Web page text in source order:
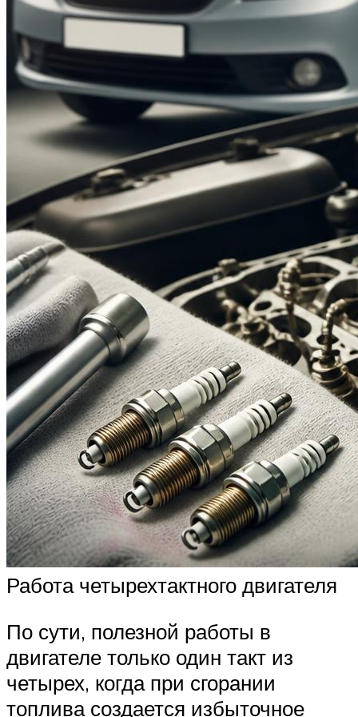
Работа четырехтактного двигателя
По сути, полезной работы в
двигателе только один такт из
четырех, когда при сгорании
топлива создается избыточное